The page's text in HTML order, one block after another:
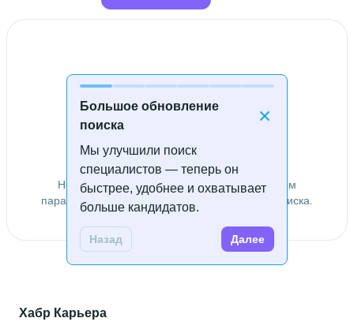
Большое обновление
поиска
Мы улучшили поиск
специалистов — теперь он
быстрее, удобнее и охватывает
больше кандидатов.
Назад Далее
Специалисты не найдены
Не удалось найти специалистов по заданным
параметрам. Попробуйте изменить условия поиска.
Хабр Карьера